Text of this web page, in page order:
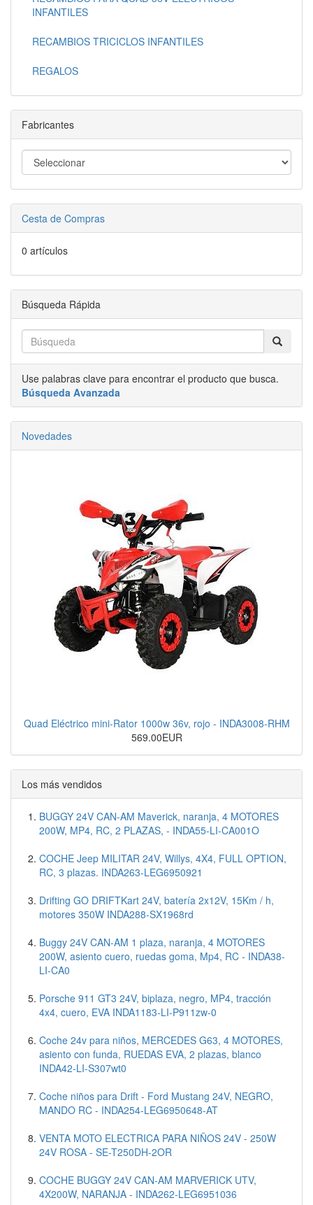
INFANTILES
RECAMBIOS TRICICLOS INFANTILES
REGALOS
Fabricantes
Cesta de Compras
0 artículos
Búsqueda Rápida
Use palabras clave para encontrar el producto que busca.
Búsqueda Avanzada
Novedades
Quad Eléctrico mini-Rator 1000w 36v, rojo - INDA3008-RHM
569.00EUR
Los más vendidos
BUGGY 24V CAN-AM Maverick, naranja, 4 MOTORES
200W, MP4, RC, 2 PLAZAS, - INDA55-LI-CA001O
COCHE Jeep MILITAR 24V, Willys, 4X4, FULL OPTION,
RC, 3 plazas. INDA263-LEG6950921
Drifting GO DRIFTKart 24V, batería 2x12V, 15Km / h,
motores 350W INDA288-SX1968rd
Buggy 24V CAN-AM 1 plaza, naranja, 4 MOTORES
200W, asiento cuero, ruedas goma, Mp4, RC - INDA38-
LI-CA0
Porsche 911 GT3 24V, biplaza, negro, MP4, tracción
4x4, cuero, EVA INDA1183-LI-P911zw-0
Coche 24v para niños, MERCEDES G63, 4 MOTORES,
asiento con funda, RUEDAS EVA, 2 plazas, blanco
INDA42-LI-S307wt0
Coche niños para Drift - Ford Mustang 24V, NEGRO,
MANDO RC - INDA254-LEG6950648-AT
VENTA MOTO ELECTRICA PARA NIÑOS 24V - 250W
24V ROSA - SE-T250DH-2OR
COCHE BUGGY 24V CAN-AM MARVERICK UTV,
4X200W, NARANJA - INDA262-LEG6951036